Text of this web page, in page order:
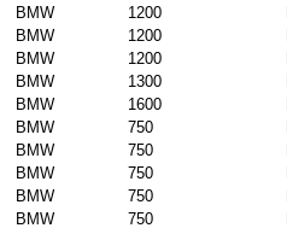
BMW
1200
BMW
1200
BMW
1200
BMW
1300
BMW
1600
BMW
750
BMW
750
BMW
750
BMW
750
BMW
750